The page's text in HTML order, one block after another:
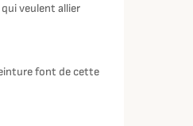
veulent allier
font de cette